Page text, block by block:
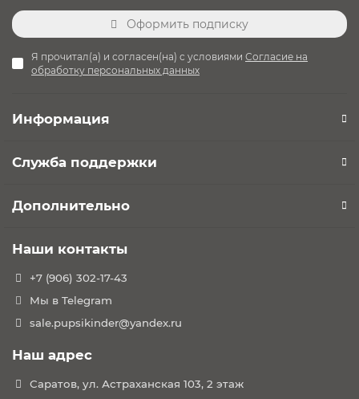
Оформить подписку
Я прочитал(а) и согласен(на) с условиями Согласие на
обработку персональных данных
Информация
Служба поддержки
Дополнительно
Наши контакты
+7 (906) 302-17-43
Мы в Telegram
sale.pupsikinder@yandex.ru
Наш адрес
Саратов, ул. Астраханская 103, 2 этаж